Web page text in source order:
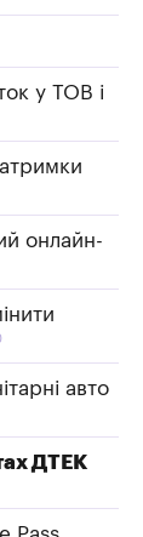
у ТОВ і
онлайн-
авто
ДТЕК